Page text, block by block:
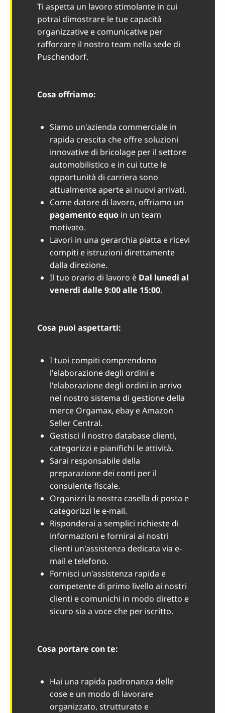
Ti aspetta un lavoro stimolante in cui
potrai dimostrare le tue capacità
organizzative e comunicative per
rafforzare il nostro team nella sede di
Puschendorf.
Cosa offriamo:
Siamo un'azienda commerciale in
rapida crescita che offre soluzioni
innovative di bricolage per il settore
automobilistico e in cui tutte le
opportunità di carriera sono
attualmente aperte ai nuovi arrivati.
Come datore di lavoro, offriamo un
pagamento equo in un team
motivato.
Lavori in una gerarchia piatta e ricevi
compiti e istruzioni direttamente
dalla direzione.
Il tuo orario di lavoro è Dal lunedì al
venerdì dalle 9:00 alle 15:00.
Cosa puoi aspettarti:
I tuoi compiti comprendono
l'elaborazione degli ordini e
l'elaborazione degli ordini in arrivo
nel nostro sistema di gestione della
merce Orgamax, ebay e Amazon
Seller Central.
Gestisci il nostro database clienti,
categorizzi e pianifichi le attività.
Sarai responsabile della
preparazione dei conti per il
consulente fiscale.
Organizzi la nostra casella di posta e
categorizzi le e-mail.
Risponderai a semplici richieste di
informazioni e fornirai ai nostri
clienti un'assistenza dedicata via e-
mail e telefono.
Fornisci un'assistenza rapida e
competente di primo livello ai nostri
clienti e comunichi in modo diretto e
sicuro sia a voce che per iscritto.
Cosa portare con te:
Hai una rapida padronanza delle
cose e un modo di lavorare
organizzato, strutturato e